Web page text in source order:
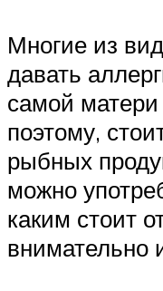
Многие из
давать
самой
поэтому,
рыбных
можно
каким стоит
внимательно